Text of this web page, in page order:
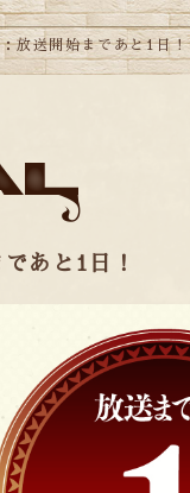
放送開始まであと1日！
あと1日！